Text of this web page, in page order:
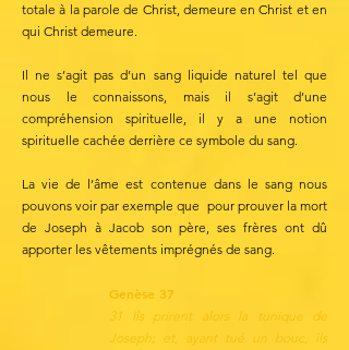
totale à la parole de Christ, demeure en Christ et en
qui Christ demeure.
Il ne s’agit pas d’un sang liquide naturel tel que
nous le connaissons, mais il s’agit d’une
compréhension spirituelle, il y a une notion
spirituelle cachée derrière ce symbole du sang.
La vie de l’âme est contenue dans le sang nous
pouvons voir par exemple que pour prouver la mort
de Joseph à Jacob son père, ses frères ont dû
apporter les vêtements imprégnés de sang.
Genèse 37
31 Ils prirent alors la tunique de
Joseph; et, ayant tué un bouc, ils